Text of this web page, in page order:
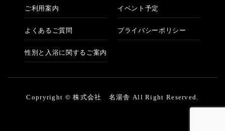
ご利用案内 イベント予定
よくあるご質問 プライバシーポリシー
性別と入浴に関するご案内
Copryright © 株式会社 名湯舎 All Right Reserved.